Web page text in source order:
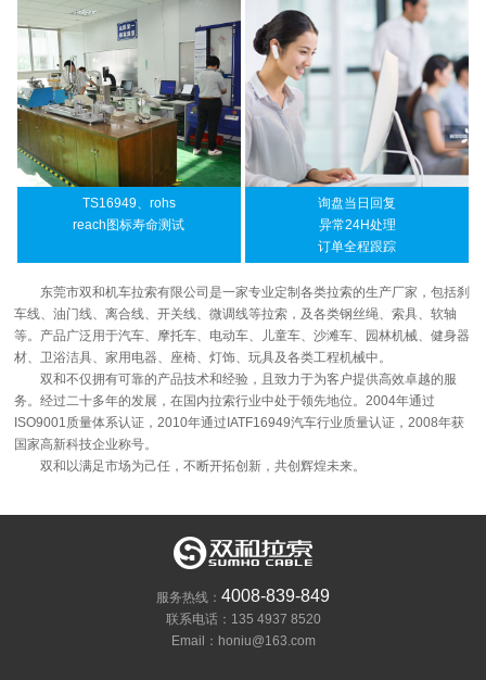
TS16949、rohs
reach图标寿命测试
询盘当日回复
异常24H处理
订单全程跟踪
东莞市双和机车拉索有限公司是一家专业定制各类拉索的生产厂家，包括刹
车线、油门线、离合线、开关线、微调线等拉索，及各类钢丝绳、索具、软轴
等。产品广泛用于汽车、摩托车、电动车、儿童车、沙滩车、园林机械、健身器
材、卫浴洁具、家用电器、座椅、灯饰、玩具及各类工程机械中。
双和不仅拥有可靠的产品技术和经验，且致力于为客户提供高效卓越的服
务。经过二十多年的发展，在国内拉索行业中处于领先地位。2004年通过
ISO9001质量体系认证，2010年通过IATF16949汽车行业质量认证，2008年获
国家高新科技企业称号。
双和以满足市场为己任，不断开拓创新，共创辉煌未来。
服务热线： 4008-839-849
联系电话：135 4937 8520
Email：honiu@163.com